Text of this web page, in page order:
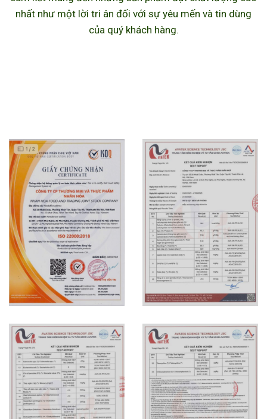
nhất như một lời tri ân đối với sự yêu mến và tin dùng
của quý khách hàng.